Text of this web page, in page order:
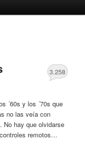
3.258
´60s y los ´70s que
no las veía con
No hay que olvidarse
remotos…